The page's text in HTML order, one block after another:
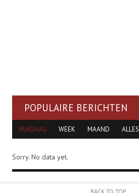
POPULAIRE BERICHTEN
VANDAAG WEEK MAAND ALLES
Sorry. No data yet.
BACK TO TOP